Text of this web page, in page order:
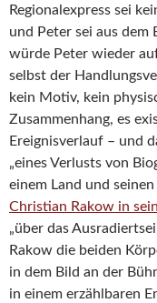
Regionalexpress sei
und Peter sei aus dem
würde Peter wieder
selbst der
kein Motiv, kein
Zusammenhang, es
Ereignisverlauf – und
„eines Verlusts von
einem Land und
Christian Rakow in
„über das
Rakow die beiden
in dem Bild an der
in einem erzählbaren